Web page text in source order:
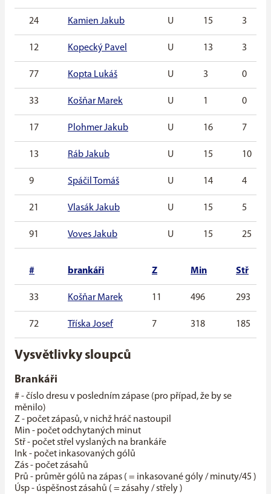
24 Kamien Jakub U 15 3
12 Kopecký Pavel U 13 3
77 Kopta Lukáš U 3 0
33 Košňar Marek U 1 0
17 Plohmer Jakub U 16 7
13 Ráb Jakub U 15 10
9 Spáčil Tomáš U 14 4
21 Vlasák Jakub U 15 5
91 Voves Jakub U 15 25
# brankáři Z Min Stř
33 Košňar Marek 11 496 293
72 Tříska Josef 7 318 185
Vysvětlivky sloupců
Brankáři
# - číslo dresu v posledním zápase (pro případ, že by se
měnilo)
Z - počet zápasů, v nichž hráč nastoupil
Min - počet odchytaných minut
Stř - počet střel vyslaných na brankáře
Ink - počet inkasovaných gólů
Zás - počet zásahů
Prů - průměr gólů na zápas ( = inkasované góly / minuty/45 )
Úsp - úspěšnost zásahů ( = zásahy / střely )